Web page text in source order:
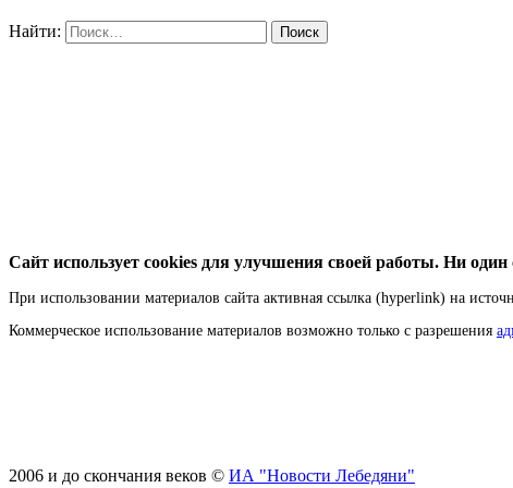
Найти:
Сайт использует cookies для улучшения своей работы. Ни
При использовании материалов сайта активная ссылка (hyperlink) на
Коммерческое использование материалов возможно только с разрешения
2006 и до скончания веков © ИА "Новости Лебедяни"